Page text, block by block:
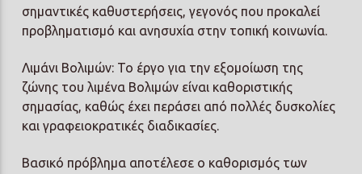
σημαντικές καθυστερήσεις, γεγονός που προκαλεί
προβληματισμό και ανησυχία στην τοπική κοινωνία.
Λιμάνι Βολιμών: Το έργο για την εξομοίωση της
ζώνης του λιμένα Βολιμών είναι καθοριστικής
σημασίας, καθώς έχει περάσει από πολλές δυσκολίες
και γραφειοκρατικές διαδικασίες.
Βασικό πρόβλημα αποτέλεσε ο καθορισμός των